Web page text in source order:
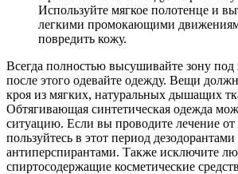
Используйте мягкое полотенце и
легкими промокающими
повредить кожу.
Всегда полностью высушивайте зону
после этого одевайте одежду. Вещи
кроя из мягких, натуральных дышащих
Обтягивающая синтетическая одежда
ситуацию. Если вы проводите лечение от
пользуйтесь в этот период дезодорантами
антиперспирантами. Также исключите
спиртосодержащие косметические